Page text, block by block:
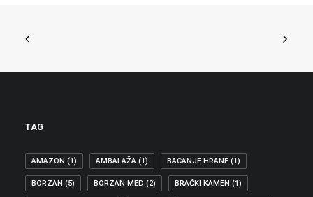
ZAŠTITA POTROŠAČA, IZDVOJENO, EKONOMIJA
TAG
AMAZON (1) AMBALAŽA (1) BACANJE HRANE (1)
BORZAN (5) BORZAN MED (2) BRAČKI KAMEN (1)